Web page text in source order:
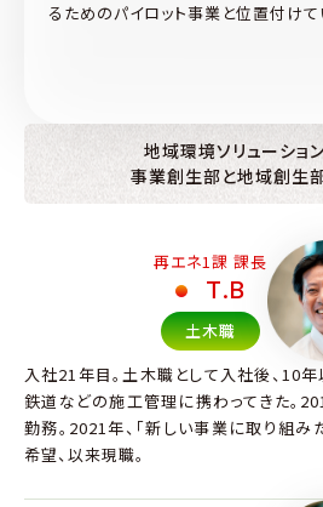
るためのパイロット事業と位置付けて
地域環境ソリューショ
事業創生部と地域創生
再エネ1課 課長
T.B
土木職
入社21年目。土木職として入社後、10
鉄道などの施工管理に携わってきた。
勤務。2021年、「新しい事業に取り組み
希望、以来現職。